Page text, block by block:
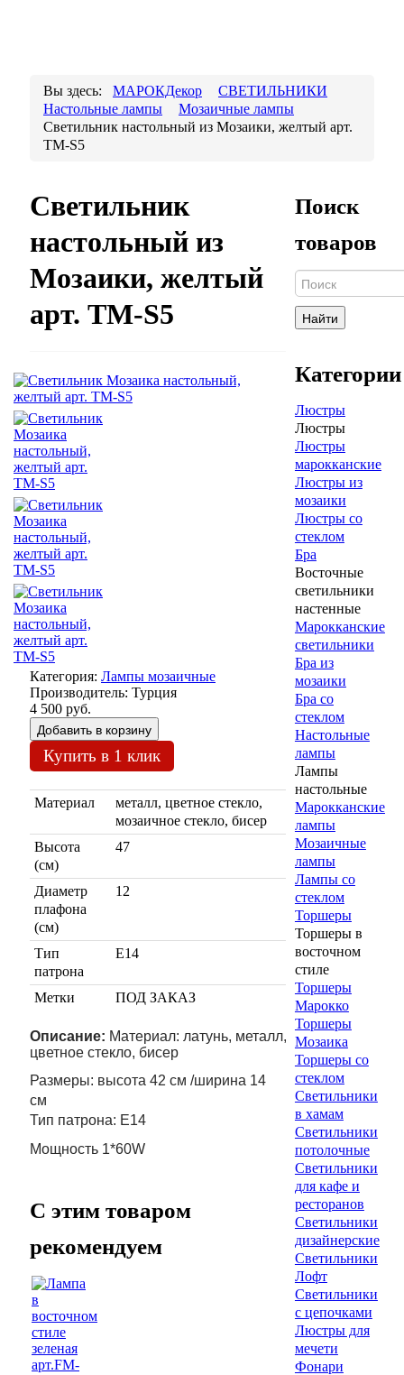
Вы здесь: МАРОКДекор
СВЕТИЛЬНИКИ
Настольные лампы
Мозаичные лампы
Светильник настольный из Мозаики, желтый арт.
ТМ-S5
Светильник
настольный из
Мозаики, желтый
арт. ТМ-S5
Категория: Лампы мозаичные
Производитель: Турция
4 500 руб.
Купить в 1 клик
Материал
металл, цветное стекло,
мозаичное стекло, бисер
Высота
(см)
47
Диаметр
плафона
(см)
12
Тип
патрона
Е14
Метки ПОД ЗАКАЗ
Описание: Материал: латунь, металл,
цветное стекло, бисер
Размеры: высота 42 см /ширина 14
см
Тип патрона: Е14
Мощность 1*60W
C этим товаром
рекомендуем
Поиск
товаров
Найти
Категории
Люстры
Люстры
Люстры
марокканские
Люстры из
мозаики
Люстры со
стеклом
Бра
Восточные
светильники
настенные
Марокканские
светильники
Бра из
мозаики
Бра со
стеклом
Настольные
лампы
Лампы
настольные
Марокканские
лампы
Мозаичные
лампы
Лампы со
стеклом
Торшеры
Торшеры в
восточном
стиле
Торшеры
Марокко
Торшеры
Мозаика
Торшеры со
стеклом
Светильники
в хамам
Светильники
потолочные
Светильники
для кафе и
ресторанов
Светильники
дизайнерские
Светильники
Лофт
Светильники
с цепочками
Люстры для
мечети
Фонари